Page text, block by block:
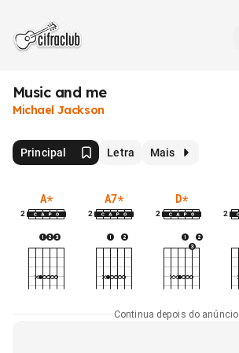
Music and me
Michael Jackson
Principal Letra Mais
A*
2
A7*
2
D*
2 2
Continua depois do anúncio